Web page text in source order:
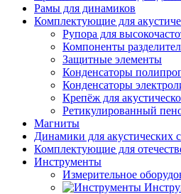
Рамы для динамиков
Комплектующие для
Рупора для
Компоненты
Защитные элементы
Конденсаторы
Конденсаторы
Крепёж для
Ретикулированный
Магниты
Динамики для акустических
Комплектующие для
Инструменты
Измерительное